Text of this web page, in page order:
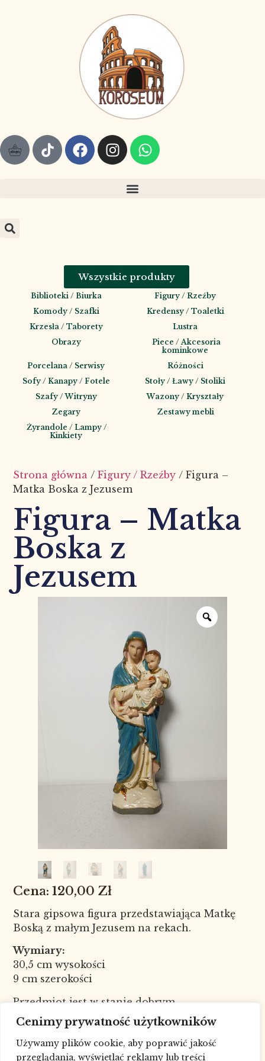
Cenimy prywatność użytkowników
Używamy plików cookie, aby poprawić jakość
przeglądania, wyświetlać reklamy lub treści
Wszystkie produkty
Biblioteki / Biurka
Figury / Rzeźby
Komody / Szafki
Kredensy / Toaletki
Krzesła / Taborety
Lustra
Obrazy
Piece / Akcesoria
kominkowe
Porcelana / Serwisy
Różności
Sofy / Kanapy / Fotele
Stoły / Ławy / Stoliki
Szafy / Witryny
Wazony / Kryształy
Zegary
Zestawy mebli
Żyrandole / Lampy /
Kinkiety
Strona główna /Figury / Rzeźby / Figura –
Matka Boska z Jezusem
Figura – Matka
Boska z
Jezusem
120,00 Zł
Stara gipsowa figura przedstawiająca Matkę
Boską z małym Jezusem na rekach.
Wymiary:
30,5 cm wysokości
9 cm szerokości
Przedmiot jest w stanie dobrym.
Nr kat. 8119
W celu sprawdzenia dostępności
towaru skontaktuj się ze sklepem pod